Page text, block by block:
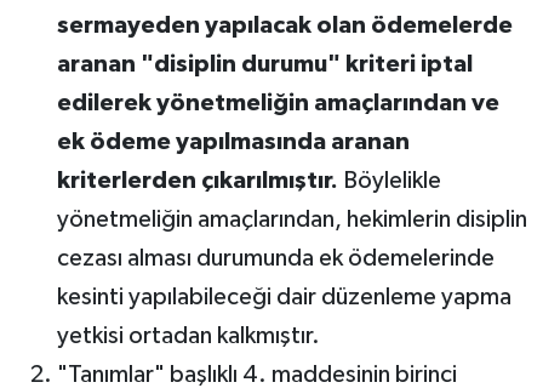
sermayeden yapılacak olan ödemelerde
aranan "disiplin durumu" kriteri iptal
edilerek yönetmeliğin amaçlarından ve
ek ödeme yapılmasında aranan
kriterlerden çıkarılmıştır. Böylelikle
yönetmeliğin amaçlarından, hekimlerin disiplin
cezası alması durumunda ek ödemelerinde
kesinti yapılabileceği dair düzenleme yapma
yetkisi ortadan kalkmıştır.
"Tanımlar" başlıklı 4. maddesinin birinci